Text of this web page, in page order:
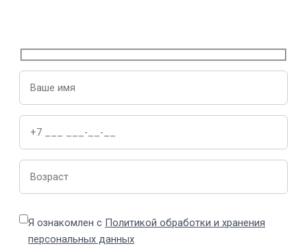
Я ознакомлен с Политикой обработки и хранения
персональных данных